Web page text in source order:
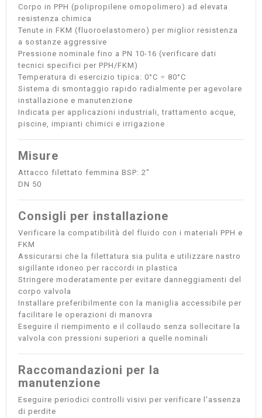
Corpo in PPH (polipropilene omopolimero) ad elevata
resistenza chimica
Tenute in FKM (fluoroelastomero) per miglior resistenza
a sostanze aggressive
Pressione nominale fino a PN 10-16 (verificare dati
tecnici specifici per PPH/FKM)
Temperatura di esercizio tipica: 0°C ÷ 80°C
Sistema di smontaggio rapido radialmente per agevolare
installazione e manutenzione
Indicata per applicazioni industriali, trattamento acque,
piscine, impianti chimici e irrigazione
Misure
Attacco filettato femmina BSP: 2"
DN 50
Consigli per installazione
Verificare la compatibilità del fluido con i materiali PPH e
FKM
Assicurarsi che la filettatura sia pulita e utilizzare nastro
sigillante idoneo per raccordi in plastica
Stringere moderatamente per evitare danneggiamenti del
corpo valvola
Installare preferibilmente con la maniglia accessibile per
facilitare le operazioni di manovra
Eseguire il riempimento e il collaudo senza sollecitare la
valvola con pressioni superiori a quelle nominali
Raccomandazioni per la
manutenzione
Eseguire periodici controlli visivi per verificare l'assenza
di perdite